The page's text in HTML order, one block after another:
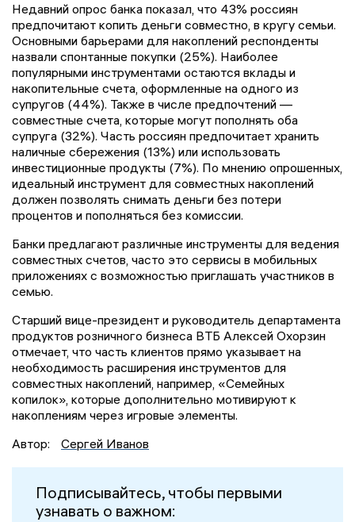
Недавний опрос банка показал, что 43% россиян
предпочитают копить деньги совместно, в кругу семьи.
Основными барьерами для накоплений респонденты
назвали спонтанные покупки (25%). Наиболее
популярными инструментами остаются вклады и
накопительные счета, оформленные на одного из
супругов (44%). Также в числе предпочтений —
совместные счета, которые могут пополнять оба
супруга (32%). Часть россиян предпочитает хранить
наличные сбережения (13%) или использовать
инвестиционные продукты (7%). По мнению опрошенных,
идеальный инструмент для совместных накоплений
должен позволять снимать деньги без потери
процентов и пополняться без комиссии.
Банки предлагают различные инструменты для ведения
совместных счетов, часто это сервисы в мобильных
приложениях с возможностью приглашать участников в
семью.
Старший вице-президент и руководитель департамента
продуктов розничного бизнеса ВТБ Алексей Охорзин
отмечает, что часть клиентов прямо указывает на
необходимость расширения инструментов для
совместных накоплений, например, «Семейных
копилок», которые дополнительно мотивируют к
накоплениям через игровые элементы.
Автор:
Сергей Иванов
Подписывайтесь, чтобы первыми
узнавать о важном: